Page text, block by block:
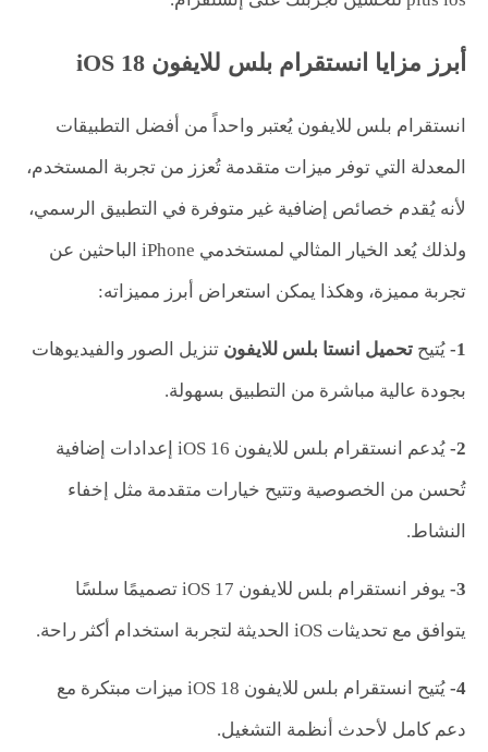
أبرز مزايا انستقرام بلس للايفون iOS 18
انستقرام بلس للايفون يُعتبر واحداً من أفضل التطبيقات
المعدلة التي توفر ميزات متقدمة تُعزز من تجربة المستخدم،
لأنه يُقدم خصائص إضافية غير متوفرة في التطبيق الرسمي،
ولذلك يُعد الخيار المثالي لمستخدمي iPhone الباحثين عن
تجربة مميزة، وهكذا يمكن استعراض أبرز مميزاته:
1- يُتيح تحميل انستا بلس للايفون تنزيل الصور والفيديوهات
بجودة عالية مباشرة من التطبيق بسهولة.
2-
يُدعم انستقرام بلس للايفون iOS 16 إعدادات إضافية
تُحسن من الخصوصية وتتيح خيارات متقدمة مثل إخفاء
النشاط.
3-
يوفر انستقرام بلس للايفون iOS 17 تصميمًا سلسًا
يتوافق مع تحديثات iOS الحديثة لتجربة استخدام أكثر راحة.
4-
يُتيح انستقرام بلس للايفون iOS 18 ميزات مبتكرة مع
دعم كامل لأحدث أنظمة التشغيل.